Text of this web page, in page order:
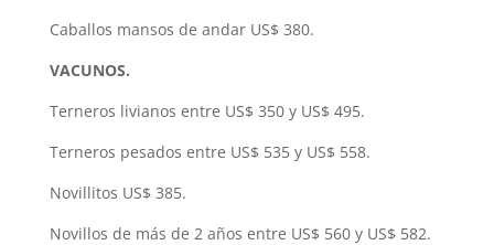
Caballos mansos de andar US$ 380.
VACUNOS.
Terneros livianos entre US$ 350 y US$ 495.
Terneros pesados entre US$ 535 y US$ 558.
Novillitos US$ 385.
Novillos de más de 2 años entre US$ 560 y US$ 582.